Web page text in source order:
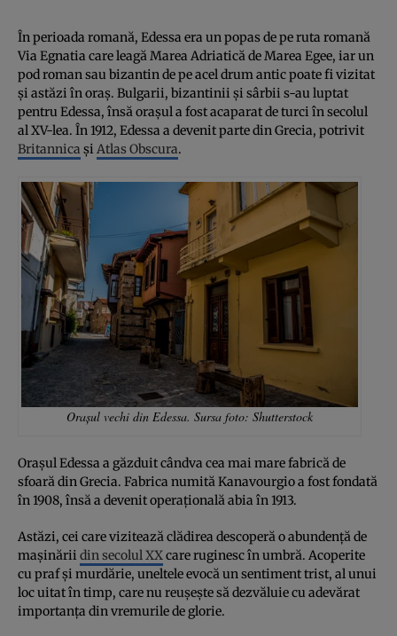
În perioada romană, Edessa era un popas de pe ruta romană
Via Egnatia care leagă Marea Adriatică de Marea Egee, iar un
pod roman sau bizantin de pe acel drum antic poate fi vizitat
și astăzi în oraș. Bulgarii, bizantinii și sârbii s-au luptat
pentru Edessa, însă orașul a fost acaparat de turci în secolul
al XV-lea. În 1912, Edessa a devenit parte din Grecia, potrivit
Britannica și Atlas Obscura.
Orașul vechi din Edessa. Sursa foto: Shutterstock
Orașul Edessa a găzduit cândva cea mai mare fabrică de
sfoară din Grecia. Fabrica numită Kanavourgio a fost fondată
în 1908, însă a devenit operațională abia în 1913.
Astăzi, cei care vizitează clădirea descoperă o abundență de
mașinării din secolul XXcare ruginesc în umbră. Acoperite
cu praf și murdărie, uneltele evocă un sentiment trist, al unui
loc uitat în timp, care nu reușește să dezvăluie cu adevărat
importanța din vremurile de glorie.